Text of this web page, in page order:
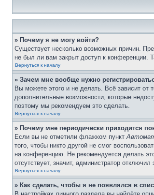
» Почему я не могу войти?
Существует несколько возможных причин.
не был ли вам закрыт доступ к конференции.
Вернуться к началу
» Зачем мне вообще нужно
Вы можете этого и не делать. Всё зависит от
дополнительные возможности, которые
поэтому мы рекомендуем это сделать.
Вернуться к началу
» Почему мне периодически приходится
Если вы не отметили флажком пункт
того, чтобы никто другой не смог
на конференцию. Не рекомендуется делать
отсутствует, значит, администратор
Вернуться к началу
» Как сделать, чтобы я не появлялся в